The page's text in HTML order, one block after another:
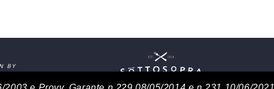
BY